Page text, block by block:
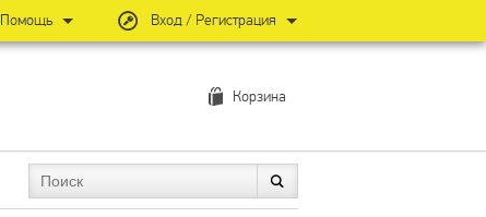
Корзина
Вход / Регистрация
Помощь